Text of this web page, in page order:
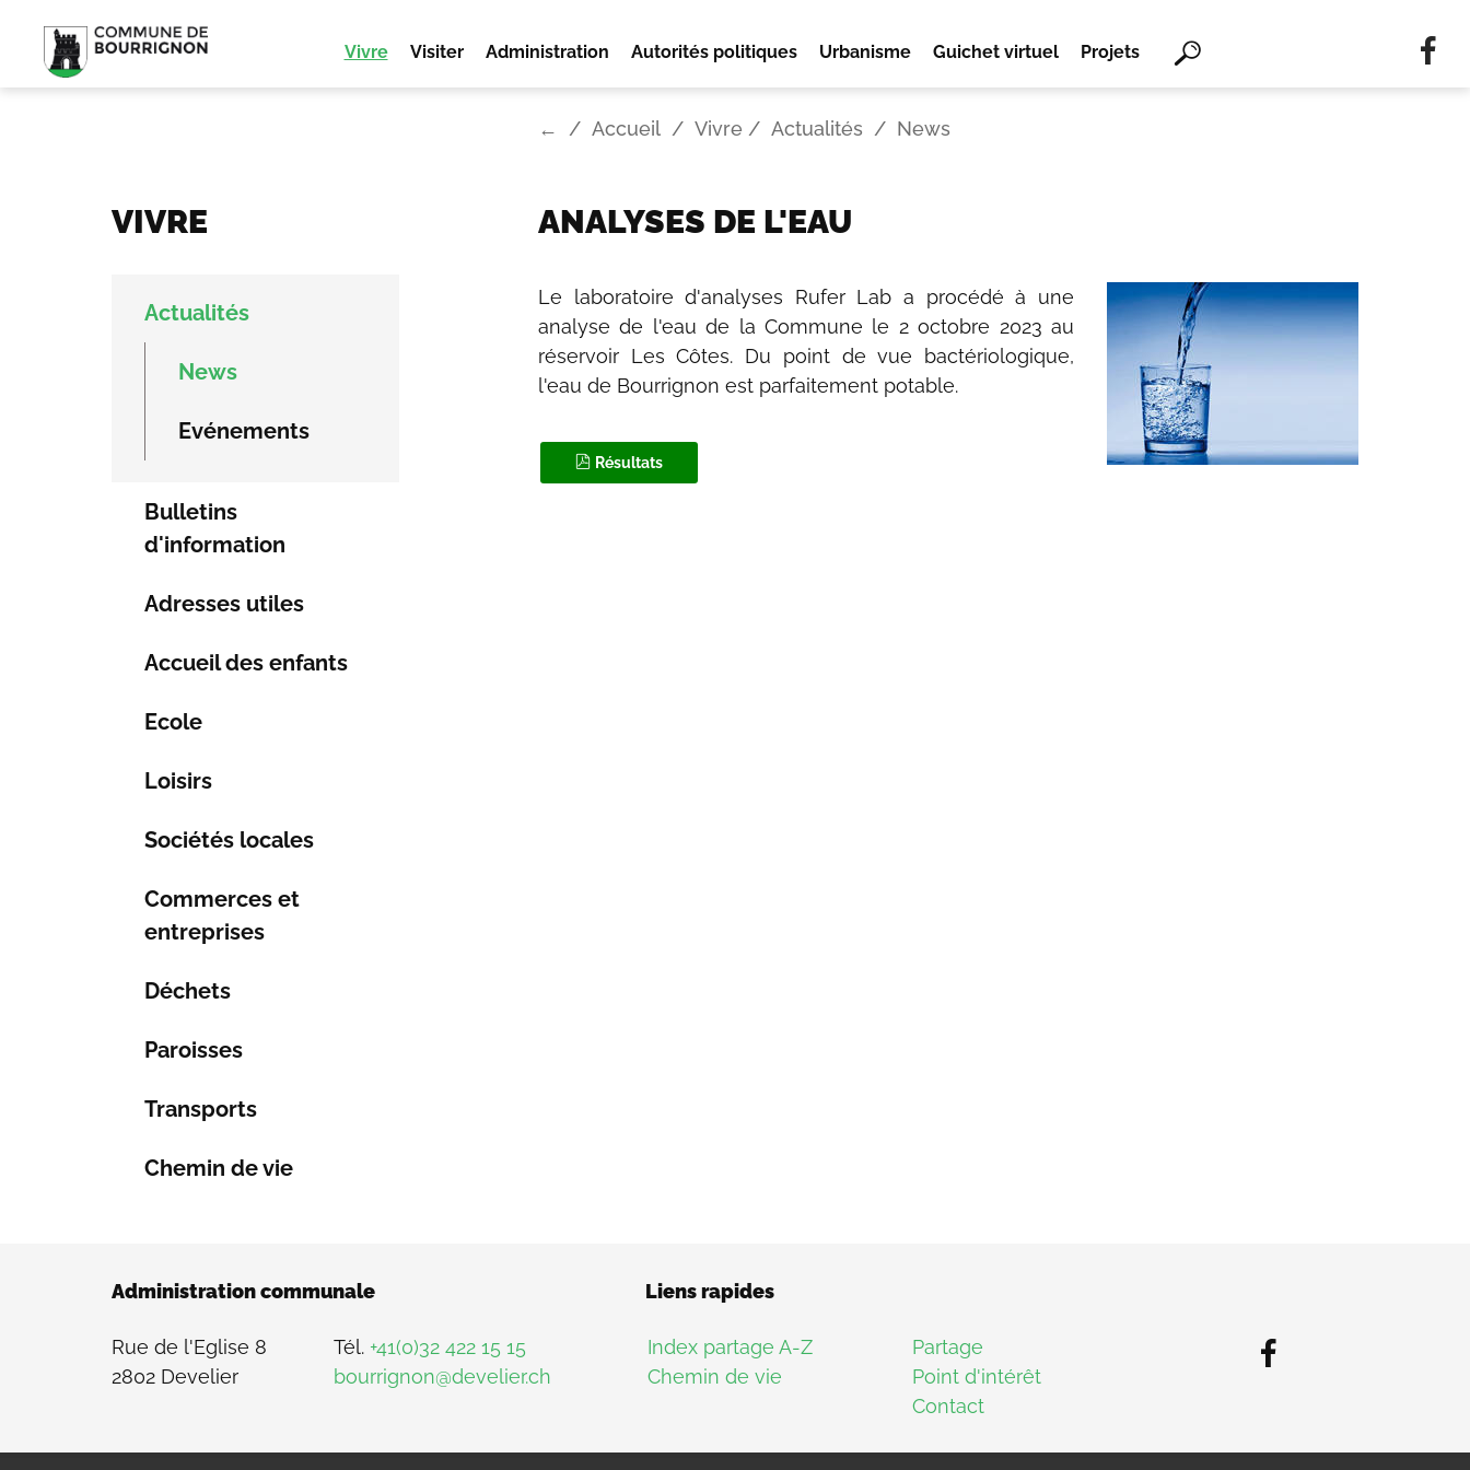
Vivre Visiter Administration Autorités politiques Urbanisme Guichet virtuel Projets
Mots
Rechercher
←
Accueil Vivre Actualités News
VIVRE
Actualités
News
Evénements
Bulletins
d'information
Adresses utiles
Accueil des enfants
Ecole
Loisirs
Sociétés locales
Commerces et
entreprises
Déchets
Paroisses
Transports
Chemin de vie
ANALYSES DE L'EAU
Le laboratoire d'analyses Rufer Lab a procédé à une
analyse de l'eau de la Commune le 2 octobre 2023 au
réservoir Les Côtes. Du point de vue bactériologique,
l'eau de Bourrignon est parfaitement potable.
Résultats
Administration communale
Rue de l'Eglise 8
2802 Develier
Tél. +41(0)32 422 15 15
bourrignon@develier.ch
Liens rapides
Index partage A-Z
Chemin de vie
Partage
Point d'intérêt
Contact